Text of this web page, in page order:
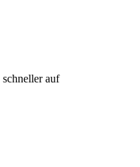
schneller auf